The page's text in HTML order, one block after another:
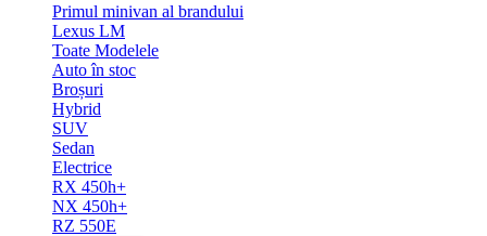
Primul minivan al brandului
Lexus LM
Toate Modelele
Auto în stoc
Broșuri
Hybrid
SUV
Sedan
Electrice
RX 450h+
NX 450h+
RZ 550E